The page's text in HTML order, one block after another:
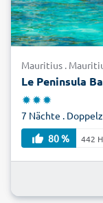
Mauritius .
Le Peninsula
7 Nächte .
80 %
442